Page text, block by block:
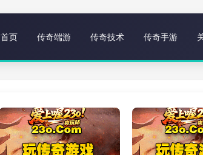
首页 传奇端游 传奇技术 传奇手游